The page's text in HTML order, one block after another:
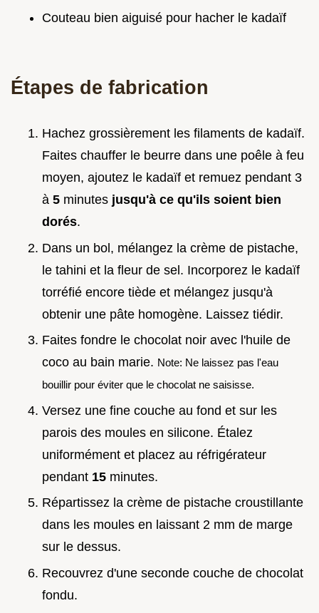
Couteau bien aiguisé pour hacher le kadaïf
Étapes de fabrication
Hachez grossièrement les filaments de kadaïf.
Faites chauffer le beurre dans une poêle à feu
moyen, ajoutez le kadaïf et remuez pendant 3
à 5 minutes jusqu'à ce qu'ils soient bien
dorés.
Dans un bol, mélangez la crème de pistache,
le tahini et la fleur de sel. Incorporez le kadaïf
torréfié encore tiède et mélangez jusqu'à
obtenir une pâte homogène. Laissez tiédir.
Faites fondre le chocolat noir avec l'huile de
coco au bain marie. Note: Ne laissez pas l'eau
bouillir pour éviter que le chocolat ne saisisse.
Versez une fine couche au fond et sur les
parois des moules en silicone. Étalez
uniformément et placez au réfrigérateur
pendant 15 minutes.
Répartissez la crème de pistache croustillante
dans les moules en laissant 2 mm de marge
sur le dessus.
Recouvrez d'une seconde couche de chocolat
fondu.